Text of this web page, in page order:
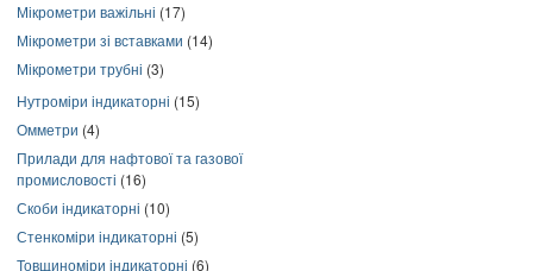
Мікрометри важільні (17)
Мікрометри зі вставками (14)
Мікрометри трубні (3)
Нутроміри індикаторні (15)
Омметри (4)
Прилади для нафтової та газової
промисловості (16)
Скоби індикаторні (10)
Стенкоміри індикаторні (5)
Товщиноміри індикаторні (6)